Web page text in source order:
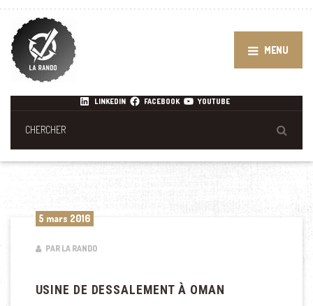
MENU
LINKEDIN FACEBOOK YOUTUBE
5 mars 2016
PAR LA RANDO
USINE DE DESSALEMENT À OMAN